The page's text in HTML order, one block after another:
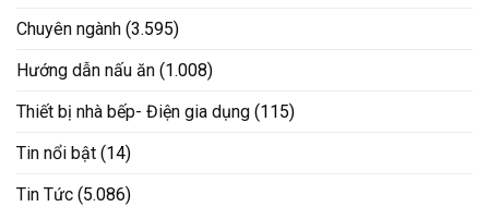
Chuyên ngành (3.595)
Hướng dẫn nấu ăn (1.008)
Thiết bị nhà bếp- Điện gia dụng (115)
Tin nổi bật (14)
Tin Tức (5.086)